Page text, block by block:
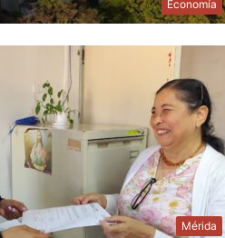
Economía
Mérida